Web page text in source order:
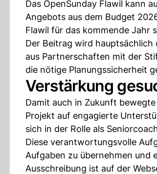
Das OpenSunday Flawil kann
Angebots aus dem Budget
Flawil für das kommende Jahr
Der Beitrag wird hauptsächlich
aus Partnerschaften mit der
die nötige Planungssicherheit
Verstärkung
Damit auch in Zukunft
Projekt auf engagierte
sich in der Rolle als
Diese verantwortungsvolle
Aufgaben zu übernehmen und
Ausschreibung ist auf der